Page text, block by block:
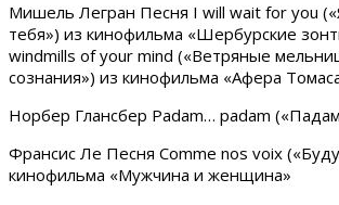
Мишель Легран Песня I will wait for you
тебя») из кинофильма «Шербурские
windmills of your mind («Ветряные
сознания») из кинофильма «Афера
Норбер Глансбер Padam… padam
Франсис Ле Песня Comme nos voix
кинофильма «Мужчина и женщина»